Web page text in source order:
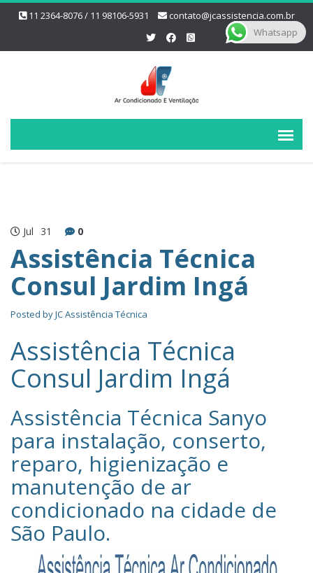
11 2364-8076 / 11 98106-5931 contato@jcassistencia.com.br
Jul 31 0
Assistência Técnica
Consul Jardim Ingá
Posted byJC Assistência Técnica
Assistência Técnica
Consul Jardim Ingá
Assistência Técnica Sanyo‎
para instalação, conserto,
reparo, higienização e
manutenção de ar
condicionado na cidade de
São Paulo.
Whatsapp